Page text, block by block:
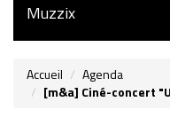
Muzzix
Accueil
Agenda
[m&a] Ciné-concert